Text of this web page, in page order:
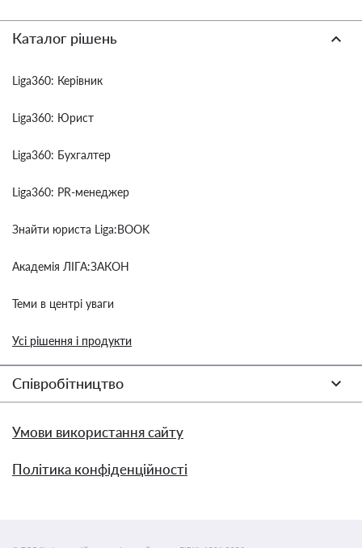
Каталог рішень
Liga360: Керівник
Liga360: Юрист
Liga360: Бухгалтер
Liga360: PR-менеджер
Знайти юриста Liga:BOOK
Академія ЛІГА:ЗАКОН
Теми в центрі уваги
Усі рішення і продукти
Співробітництво
Умови використання сайту
Політика конфіденційності